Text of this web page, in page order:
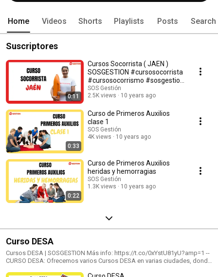
Home Videos Shorts Playlists Posts Search
Suscriptores
0:11
Cursos Socorrista ( JAEN )
SOSGESTION #cursosocorrista
#cursosocorrismo #sosgestion
#formacion JAEN
SOS Gestión
2.5K views
10 years ago
0:33
Curso de Primeros Auxilios
clase 1
SOS Gestión
4K views
10 years ago
0:22
Curso de Primeros Auxilios
heridas y hemorragias
SOS Gestión
1.3K views
10 years ago
Curso DESA
Cursos DESA | SOSGESTION Más info: https://t.co/0xYstU81yU?amp=1 --
CURSO DESA: Ofrecemos varios Cursos DESA en varias ciudades, donde